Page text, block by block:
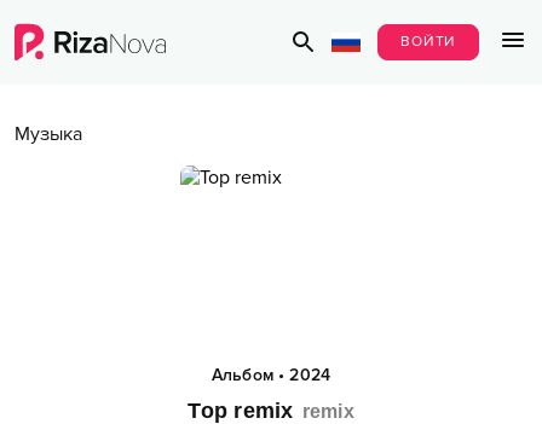
ВОЙТИ
Музыка
Альбом•2024
Top remix remix